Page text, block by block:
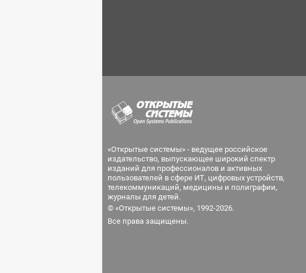
«Открытые системы» - ведущее российское
издательство, выпускающее широкий спектр
изданий для профессионалов и активных
пользователей в сфере ИТ, цифровых устройств,
телекоммуникаций, медицины и полиграфии,
журналы для детей.
© «Открытые системы», 1992-2026.
Все права защищены.